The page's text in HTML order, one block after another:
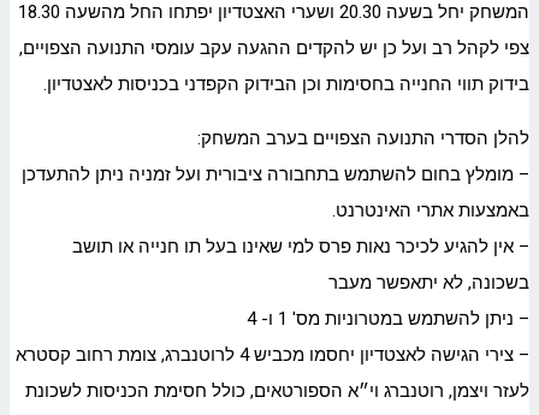
המשחק יחל בשעה 20.30 ושערי האצטדיון יפתחו החל מהשעה 18.30
צפי לקהל רב ועל כן יש להקדים ההגעה עקב עומסי התנועה הצפויים,
בידוק תווי החנייה בחסימות וכן הבידוק הקפדני בכניסות לאצטדיון.
להלן הסדרי התנועה הצפויים בערב המשחק:
– מומלץ בחום להשתמש בתחבורה ציבורית ועל זמניה ניתן להתעדכן
באמצעות אתרי האינטרנט.
– אין להגיע לכיכר נאות פרס למי שאינו בעל תו חנייה או תושב
בשכונה, לא יתאפשר מעבר
– ניתן להשתמש במטרוניות מס' 1 ו- 4
– צירי הגישה לאצטדיון יחסמו מכביש 4 לרוטנברג, צומת רחוב קסטרא
לעזר ויצמן, רוטנברג וי״א הספורטאים, כולל חסימת הכניסות לשכונת